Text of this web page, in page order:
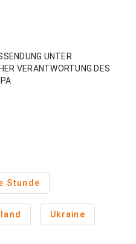
UNTER
VERANTWORTUNG DES
Stunde
Ukraine